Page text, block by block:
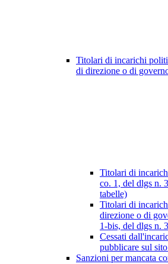
Titolari di incarichi
di direzione o di
Titolari di
co. 1, del dlgs n.
tabelle)
Titolari di
direzione o di
1-bis, del dlgs n.
Cessati
pubblicare sul
Sanzioni per mancata